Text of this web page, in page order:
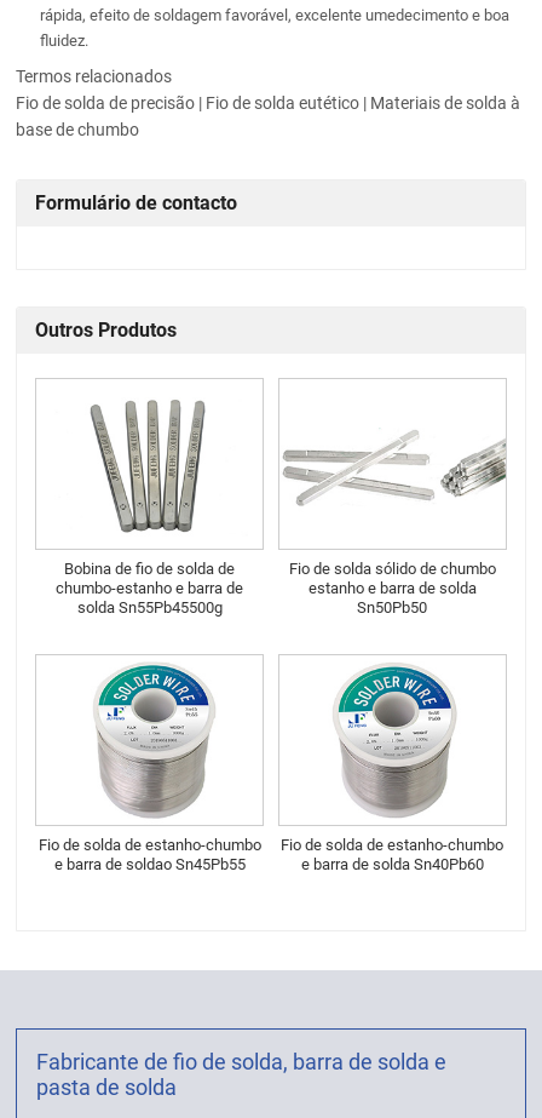
rápida, efeito de soldagem favorável, excelente umedecimento e boa
fluidez.
Termos relacionados
Fio de solda de precisão | Fio de solda eutético | Materiais de solda à
base de chumbo
Formulário de contacto
Outros Produtos
Bobina de fio de solda de
chumbo-estanho e barra de
solda Sn55Pb45500g
Fio de solda sólido de chumbo
estanho e barra de solda
Sn50Pb50
Fio de solda de estanho-chumbo
e barra de soldao Sn45Pb55
Fio de solda de estanho-chumbo
e barra de solda Sn40Pb60
Fabricante de fio de solda, barra de solda e
pasta de solda